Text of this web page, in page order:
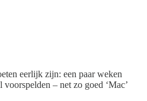
eerlijk zijn: een paar weken
voorspelden – net zo goed ‘Mac’